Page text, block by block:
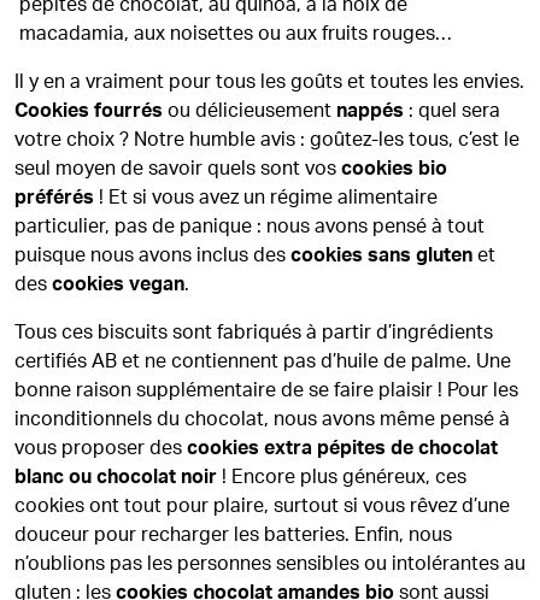
pépites de chocolat, au quinoa, à la noix de
macadamia, aux noisettes ou aux fruits rouges…
Il y en a vraiment pour tous les goûts et toutes les envies.
Cookies fourrés ou délicieusement nappés : quel sera
votre choix ? Notre humble avis : goûtez-les tous, c’est le
seul moyen de savoir quels sont vos cookies bio
préférés ! Et si vous avez un régime alimentaire
particulier, pas de panique : nous avons pensé à tout
puisque nous avons inclus des cookies sans gluten et
des cookies vegan.
Tous ces biscuits sont fabriqués à partir d’ingrédients
certifiés AB et ne contiennent pas d’huile de palme. Une
bonne raison supplémentaire de se faire plaisir ! Pour les
inconditionnels du chocolat, nous avons même pensé à
vous proposer des cookies extra pépites de chocolat
blanc ou chocolat noir ! Encore plus généreux, ces
cookies ont tout pour plaire, surtout si vous rêvez d’une
douceur pour recharger les batteries. Enfin, nous
n’oublions pas les personnes sensibles ou intolérantes au
gluten : les cookies chocolat amandes bio sont aussi